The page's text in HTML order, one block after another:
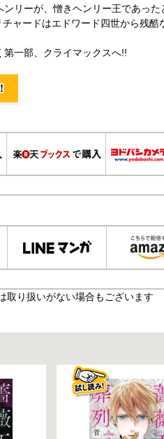
ンリーが、憎きヘンリー王であった
ャードはエドワード四世から残酷
一部、クライマックスへ!!
取り扱いがない場合もございます